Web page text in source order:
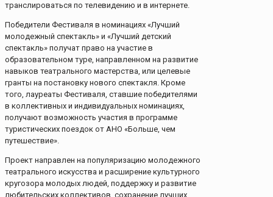
транслироваться по телевидению и в интернете.
Победители Фестиваля в номинациях «Лучший
молодежный спектакль» и «Лучший детский
спектакль» получат право на участие в
образовательном туре, направленном на развитие
навыков театрального мастерства, или целевые
гранты на постановку нового спектакля. Кроме
того, лауреаты Фестиваля, ставшие победителями
в коллективных и индивидуальных номинациях,
получают возможность участия в программе
туристических поездок от АНО «Больше, чем
путешествие».
Проект направлен на популяризацию молодежного
театрального искусства и расширение культурного
кругозора молодых людей, поддержку и развитие
любительских коллективов, сохранение лучших